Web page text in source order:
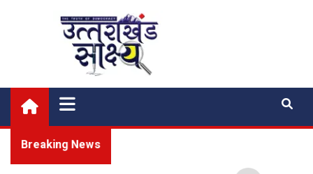
Uttarakhand Shakshya
My News Portal
Breaking News